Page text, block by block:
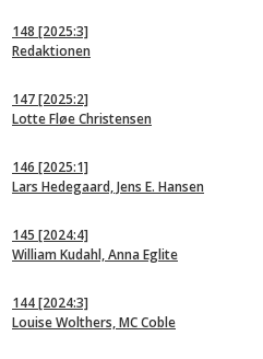
148 [2025:3]
Redaktionen
147[2025:2]
Lotte Fløe Christensen
146 [2025:1]
Lars Hedegaard, Jens E. Hansen
145 [2024:4]
William Kudahl, Anna Eglite
144[2024:3]
Louise Wolthers, MC Coble